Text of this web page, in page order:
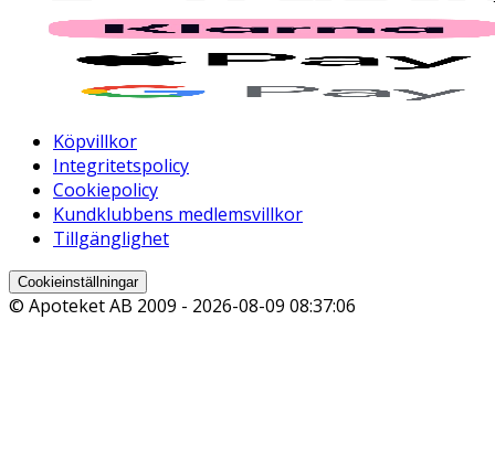
Köpvillkor
Integritetspolicy
Cookiepolicy
Kundklubbens medlemsvillkor
Tillgänglighet
Cookieinställningar
© Apoteket AB 2009 - 2026-08-09 08:37:06